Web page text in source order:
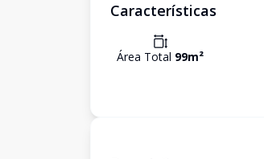
Características
Área Total 99m²